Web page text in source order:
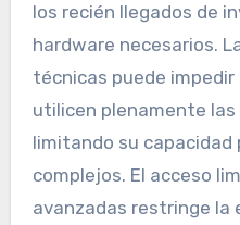
los recién llegados de
hardware necesarios.
técnicas puede
utilicen plenamente
limitando su capacidad
complejos. El acceso
avanzadas restringe la